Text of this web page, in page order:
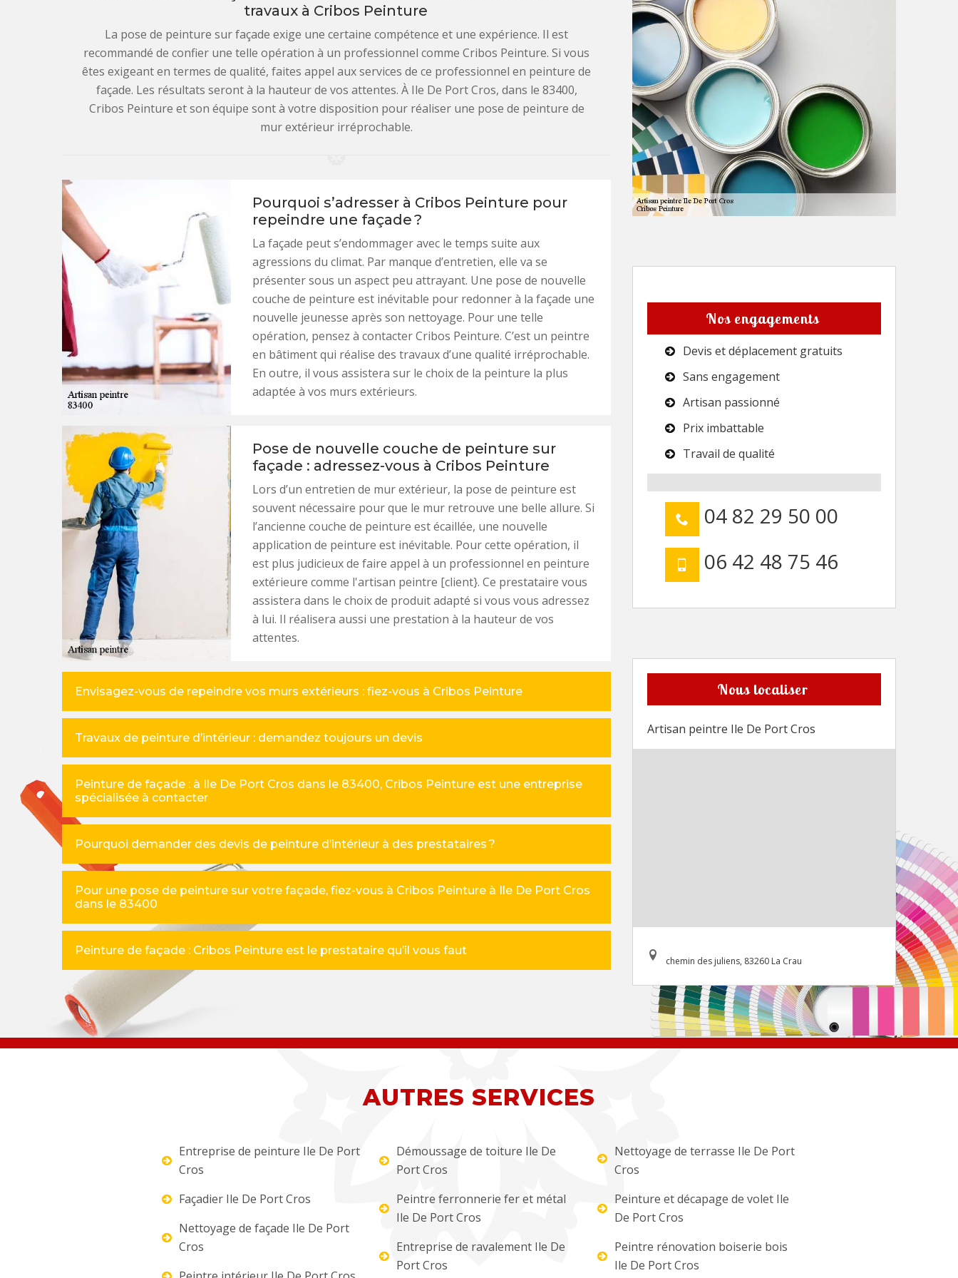
travaux à Cribos Peinture
La pose de peinture sur façade exige une certaine compétence et une expérience. Il est
recommandé de confier une telle opération à un professionnel comme Cribos Peinture. Si vous
êtes exigeant en termes de qualité, faites appel aux services de ce professionnel en peinture de
façade. Les résultats seront à la hauteur de vos attentes. À Ile De Port Cros, dans le 83400,
Cribos Peinture et son équipe sont à votre disposition pour réaliser une pose de peinture de
mur extérieur irréprochable.
Pourquoi s’adresser à Cribos Peinture pour
repeindre une façade ?
La façade peut s’endommager avec le temps suite aux
agressions du climat. Par manque d’entretien, elle va se
présenter sous un aspect peu attrayant. Une pose de nouvelle
couche de peinture est inévitable pour redonner à la façade une
nouvelle jeunesse après son nettoyage. Pour une telle
opération, pensez à contacter Cribos Peinture. C’est un peintre
en bâtiment qui réalise des travaux d’une qualité irréprochable.
En outre, il vous assistera sur le choix de la peinture la plus
adaptée à vos murs extérieurs.
Pose de nouvelle couche de peinture sur
façade : adressez-vous à Cribos Peinture
Lors d’un entretien de mur extérieur, la pose de peinture est
souvent nécessaire pour que le mur retrouve une belle allure. Si
l’ancienne couche de peinture est écaillée, une nouvelle
application de peinture est inévitable. Pour cette opération, il
est plus judicieux de faire appel à un professionnel en peinture
extérieure comme l'artisan peintre [client}. Ce prestataire vous
assistera dans le choix de produit adapté si vous vous adressez
à lui. Il réalisera aussi une prestation à la hauteur de vos
attentes.
Envisagez-vous de repeindre vos murs extérieurs : fiez-vous à Cribos Peinture
Travaux de peinture d’intérieur : demandez toujours un devis
Peinture de façade : à Ile De Port Cros dans le 83400, Cribos Peinture est une entreprise
spécialisée à contacter
Pourquoi demander des devis de peinture d’intérieur à des prestataires ?
Pour une pose de peinture sur votre façade, fiez-vous à Cribos Peinture à Ile De Port Cros
dans le 83400
Peinture de façade : Cribos Peinture est le prestataire qu’il vous faut
Nos engagements
Devis et déplacement gratuits
Sans engagement
Artisan passionné
Prix imbattable
Travail de qualité
04 82 29 50 00
06 42 48 75 46
Nous localiser
Artisan peintre Ile De Port Cros
chemin des juliens, 83260 La Crau
AUTRES SERVICES
Entreprise de peinture Ile De Port
Cros
Façadier Ile De Port Cros
Nettoyage de façade Ile De Port
Cros
Démoussage de toiture Ile De
Port Cros
Peintre ferronnerie fer et métal
Ile De Port Cros
Entreprise de ravalement Ile De
Port Cros
Nettoyage de terrasse Ile De Port
Cros
Peinture et décapage de volet Ile
De Port Cros
Peintre rénovation boiserie bois
Ile De Port Cros